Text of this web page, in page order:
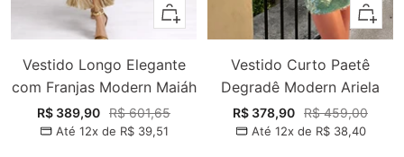
Adicionar
Vestido Longo Elegante
com Franjas Modern Maiáh
Preço
promocional
R$ 389,90 Preço
normal
R$ 601,65
Até 12x de R$ 39,51
Vestido Curto Paetê
Degradê Modern Ariela
Preço
promocional
R$ 378,90 Preço
normal
R$ 459,00
Até 12x de R$ 38,40